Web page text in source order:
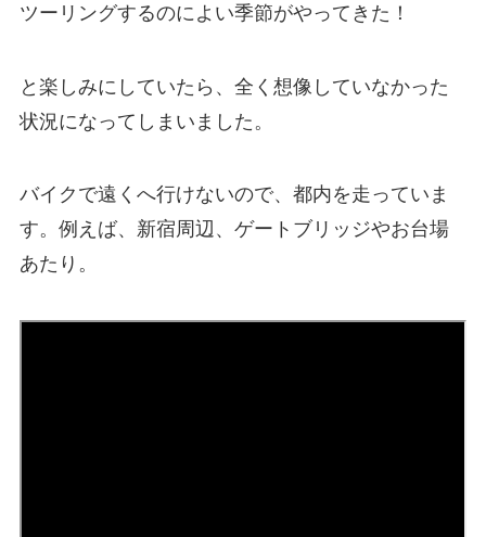
ツーリングするのによい季節がやってきた！
と楽しみにしていたら、全く想像していなかった
状況になってしまいました。
バイクで遠くへ行けないので、都内を走っていま
す。例えば、新宿周辺、ゲートブリッジやお台場
あたり。